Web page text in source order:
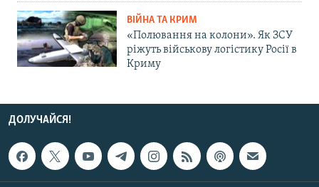
ВІЙНА ТА КРИМ
«Полювання на колони». Як ЗСУ
ріжуть військову логістику Росії в
Криму
ДОЛУЧАЙСЯ!